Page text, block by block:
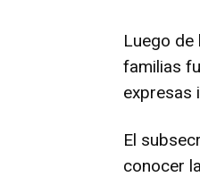
Luego de
familias
expresas
El
conocer